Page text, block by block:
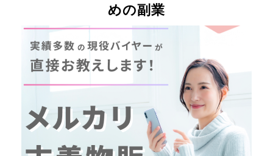
めの副業